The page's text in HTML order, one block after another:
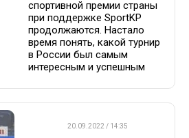
спортивной премии страны
при поддержке SportKP
продолжаются. Настало
время понять, какой турнир
в России был самым
интересным и успешным
20.09.2022 / 14:35